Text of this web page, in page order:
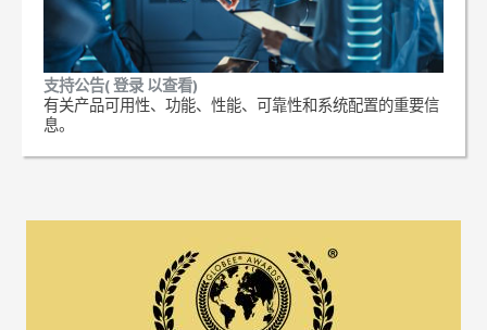
支持公告( 登录 以查看)
有关产品可用性、功能、性能、可靠性和系统配置的重要信
息。